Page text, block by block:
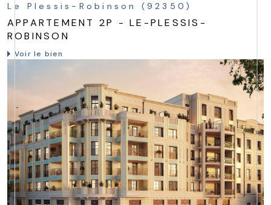
Le Plessis-Robinson (92350)
APPARTEMENT 2P - LE-PLESSIS-
ROBINSON
Voir le bien